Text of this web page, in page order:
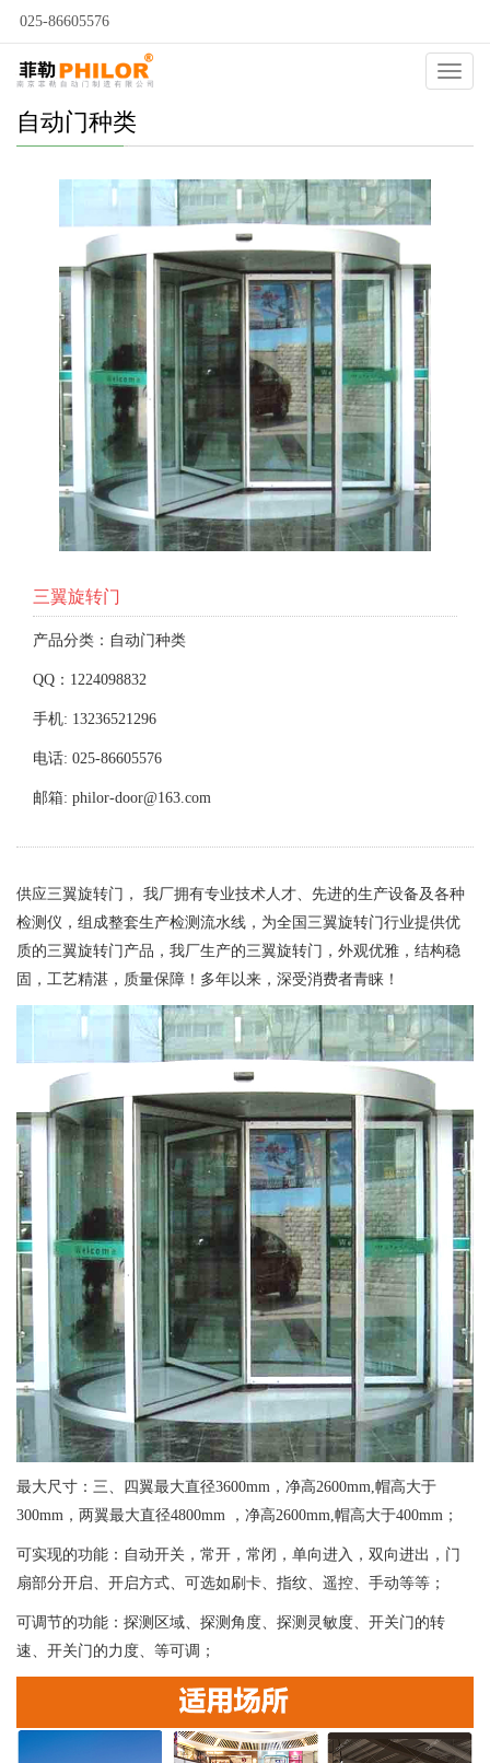
025-86605576
自动门种类
三翼旋转门
产品分类：自动门种类
QQ：1224098832
手机: 13236521296
电话: 025-86605576
邮箱: philor-door@163.com
供应三翼旋转门， 我厂拥有专业技术人才、先进的生产设备及各种
检测仪，组成整套生产检测流水线，为全国三翼旋转门行业提供优
质的三翼旋转门产品，我厂生产的三翼旋转门，外观优雅，结构稳
固，工艺精湛，质量保障！多年以来，深受消费者青睐！
最大尺寸：三、四翼最大直径3600mm，净高2600mm,帽高大于
300mm，两翼最大直径4800mm ，净高2600mm,帽高大于400mm；
可实现的功能：自动开关，常开，常闭，单向进入，双向进出，门
扇部分开启、开启方式、可选如刷卡、指纹、遥控、手动等等；
可调节的功能：探测区域、探测角度、探测灵敏度、开关门的转
速、开关门的力度、等可调；